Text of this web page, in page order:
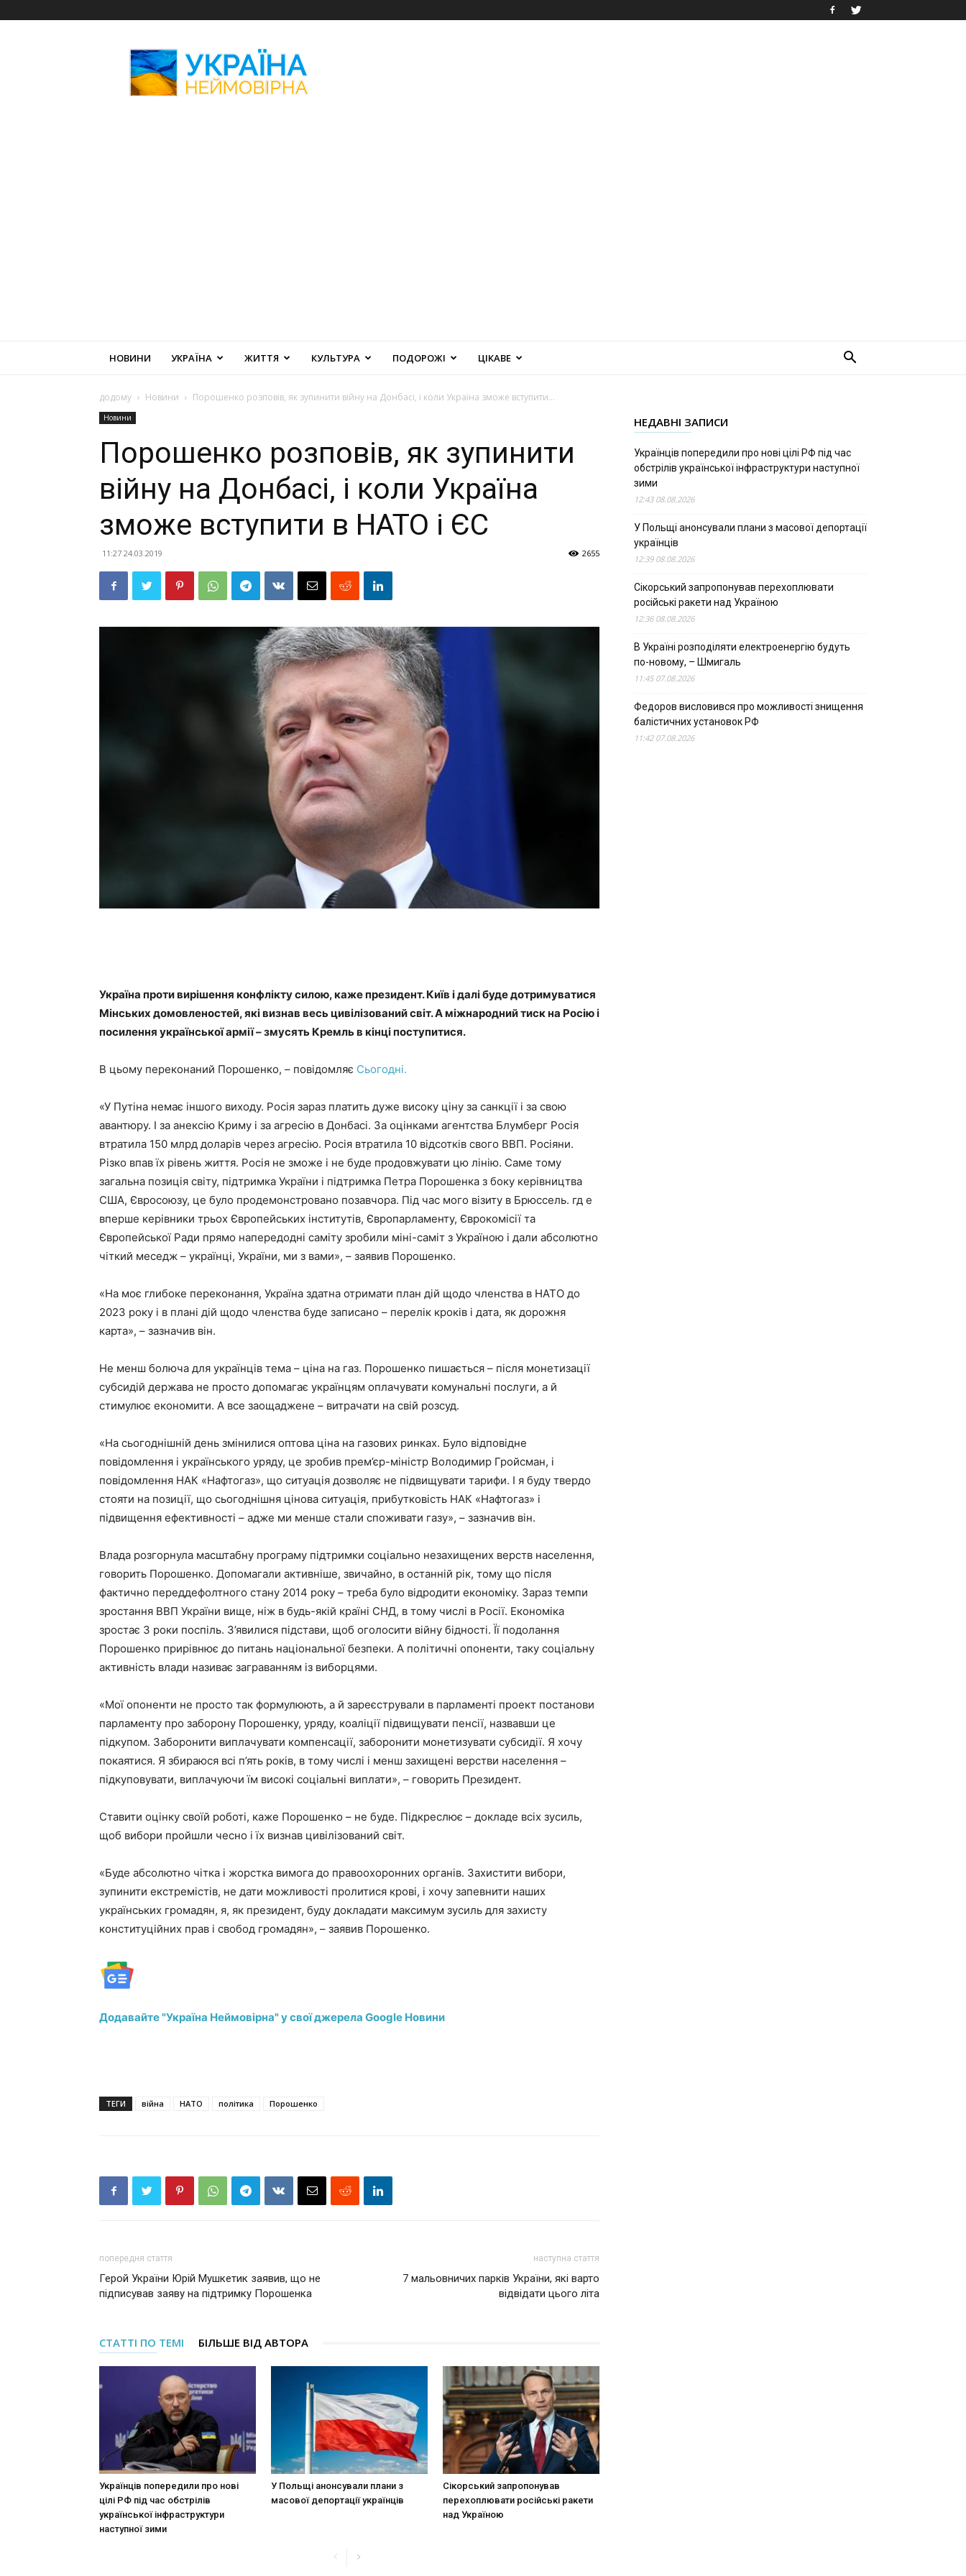
Неймовірна
НОВИНИ УКРАЇНА ЖИТТЯ КУЛЬТУРА ПОДОРОЖІ ЦІКАВЕ
додому Новини Порошенко розповів, як зупинити війну на Донбасі, і коли Україна зможе вступити...
Новини
Порошенко розповів, як зупинити
війну на Донбасі, і коли Україна
зможе вступити в НАТО і ЄС
11:27 24.03.2019 2655
Україна проти вирішення конфлікту силою, каже президент. Київ і далі буде дотримуватися
Мінських домовленостей, які визнав весь цивілізований світ. А міжнародний тиск на Росію і
посилення української армії – змусять Кремль в кінці поступитися.
В цьому переконаний Порошенко, – повідомляє Сьогодні.
«У Путіна немає іншого виходу. Росія зараз платить дуже високу ціну за санкції і за свою
авантюру. І за анексію Криму і за агресію в Донбасі. За оцінками агентства Блумберг Росія
втратила 150 млрд доларів через агресію. Росія втратила 10 відсотків свого ВВП. Росіяни.
Різко впав їх рівень життя. Росія не зможе і не буде продовжувати цю лінію. Саме тому
загальна позиція світу, підтримка України і підтримка Петра Порошенка з боку керівництва
США, Євросоюзу, це було продемонстровано позавчора. Під час мого візиту в Брюссель. гд е
вперше керівники трьох Європейських інститутів, Європарламенту, Єврокомісії та
Європейської Ради прямо напередодні саміту зробили міні-саміт з Україною і дали абсолютно
чіткий меседж – українці, України, ми з вами», – заявив Порошенко.
«На моє глибоке переконання, Україна здатна отримати план дій щодо членства в НАТО до
2023 року і в плані дій щодо членства буде записано – перелік кроків і дата, як дорожня
карта», – зазначив він.
Не менш болюча для українців тема – ціна на газ. Порошенко пишається – після монетизації
субсидій держава не просто допомагає українцям оплачувати комунальні послуги, а й
стимулює економити. А все заощаджене – витрачати на свій розсуд.
«На сьогоднішній день змінилися оптова ціна на газових ринках. Було відповідне
повідомлення і українського уряду, це зробив прем’єр-міністр Володимир Гройсман, і
повідомлення НАК «Нафтогаз», що ситуація дозволяє не підвищувати тарифи. І я буду твердо
стояти на позиції, що сьогоднішня цінова ситуація, прибутковість НАК «Нафтогаз» і
підвищення ефективності – адже ми менше стали споживати газу», – зазначив він.
Влада розгорнула масштабну програму підтримки соціально незахищених верств населення,
говорить Порошенко. Допомагали активніше, звичайно, в останній рік, тому що після
фактично переддефолтного стану 2014 року – треба було відродити економіку. Зараз темпи
зростання ВВП України вище, ніж в будь-якій країні СНД, в тому числі в Росії. Економіка
зростає 3 роки поспіль. З’явилися підстави, щоб оголосити війну бідності. Її подолання
Порошенко прирівнює до питань національної безпеки. А політичні опоненти, таку соціальну
активність влади називає заграванням із виборцями.
«Мої опоненти не просто так формулюють, а й зареєстрували в парламенті проект постанови
парламенту про заборону Порошенку, уряду, коаліції підвищувати пенсії, назвавши це
підкупом. Заборонити виплачувати компенсації, заборонити монетизувати субсидії. Я хочу
покаятися. Я збираюся всі п’ять років, в тому числі і менш захищені верстви населення –
підкуповувати, виплачуючи їм високі соціальні виплати», – говорить Президент.
Ставити оцінку своїй роботі, каже Порошенко – не буде. Підкреслює – докладе всіх зусиль,
щоб вибори пройшли чесно і їх визнав цивілізований світ.
«Буде абсолютно чітка і жорстка вимога до правоохоронних органів. Захистити вибори,
зупинити екстремістів, не дати можливості пролитися крові, і хочу запевнити наших
українських громадян, я, як президент, буду докладати максимум зусиль для захисту
конституційних прав і свобод громадян», – заявив Порошенко.
Додавайте "Україна Неймовірна" у свої джерела Google Новини
ТЕГИ війна НАТО політика Порошенко
попередня стаття
Герой України Юрій Мушкетик заявив, що не
підписував заяву на підтримку Порошенка
наступна стаття
7 мальовничих парків України, які варто
відвідати цього літа
СТАТТІ ПО ТЕМІ БІЛЬШЕ ВІД АВТОРА
Українців попередили про нові
цілі РФ під час обстрілів
української інфраструктури
наступної зими
У Польщі анонсували плани з
масової депортації українців
Сікорський запропонував
перехоплювати російські ракети
над Україною
НЕДАВНІ ЗАПИСИ
Українців попередили про нові цілі РФ під час
обстрілів української інфраструктури наступної
зими
12:43 08.08.2026
У Польщі анонсували плани з масової депортації
українців
12:39 08.08.2026
Сікорський запропонував перехоплювати
російські ракети над Україною
12:36 08.08.2026
В Україні розподіляти електроенергію будуть
по-новому, – Шмигаль
11:45 07.08.2026
Федоров висловився про можливості знищення
балістичних установок РФ
11:42 07.08.2026